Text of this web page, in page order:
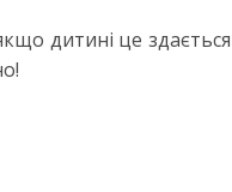
дитині це здається